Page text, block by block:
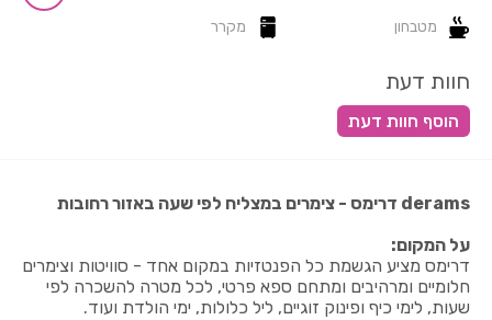
מטבחון מקרר
חוות דעת
derams דרימס - צימרים במצליח לפי שעה באזור רחובות
על המקום:
דרימס מציע הגשמת כל הפנטזיות במקום אחד - סוויטות וצימרים
חלומיים ומרהיבים ומתחם ספא פרטי, לכל מטרה להשכרה לפי
שעות, לימי כיף ופינוק זוגיים, ליל כלולות, ימי הולדת ועוד.